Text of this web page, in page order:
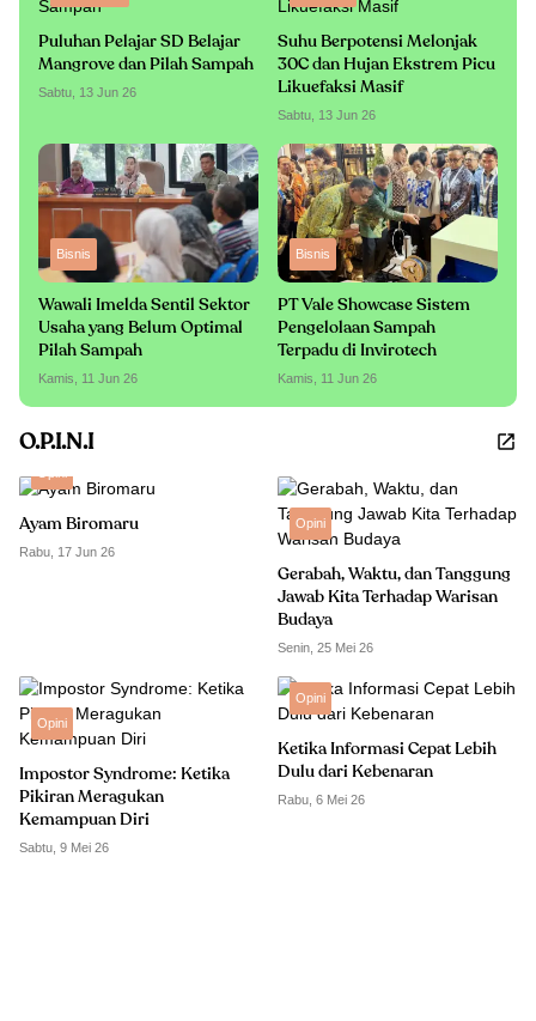
Puluhan Pelajar SD Belajar
Mangrove dan Pilah Sampah
Sabtu, 13 Jun 26
Suhu Berpotensi Melonjak
30C dan Hujan Ekstrem Picu
Likuefaksi Masif
Sabtu, 13 Jun 26
Bisnis
Wawali Imelda Sentil Sektor
Usaha yang Belum Optimal
Pilah Sampah
Kamis, 11 Jun 26
Bisnis
PT Vale Showcase Sistem
Pengelolaan Sampah
Terpadu di Invirotech
Kamis, 11 Jun 26
O.P.I.N.I
Ayam Biromaru
Rabu, 17 Jun 26
Opini
Gerabah, Waktu, dan Tanggung
Jawab Kita Terhadap Warisan
Budaya
Senin, 25 Mei 26
Opini
Impostor Syndrome: Ketika
Pikiran Meragukan
Kemampuan Diri
Sabtu, 9 Mei 26
Opini
Ketika Informasi Cepat Lebih
Dulu dari Kebenaran
Rabu, 6 Mei 26